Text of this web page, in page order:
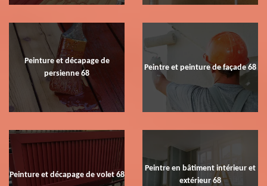
Peinture et décapage de
persienne 68
Peintre et peinture de façade 68
Peinture et décapage de volet 68
Peintre en bâtiment intérieur et
extérieur 68